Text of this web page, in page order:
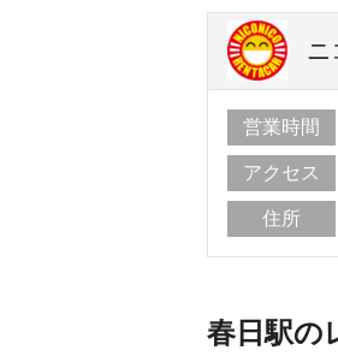
ニ
営業時間
アクセス
住所
春日駅の